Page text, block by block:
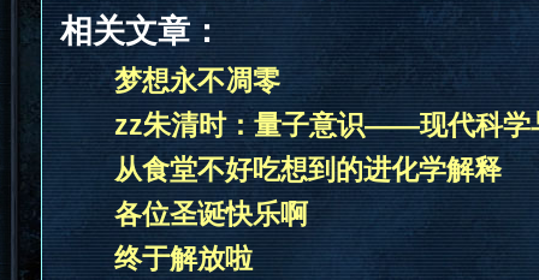
相关文章：
梦想永不凋零
zz朱清时：量子意识——现代科学
从食堂不好吃想到的进化学解释
各位圣诞快乐啊
终于解放啦